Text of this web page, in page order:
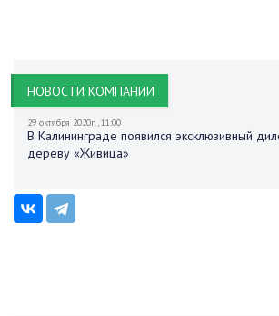
НОВОСТИ КОМПАНИИ
29 октября 2020г., 11:00
В Калининграде появился эксклюзивный
дереву «Живица»